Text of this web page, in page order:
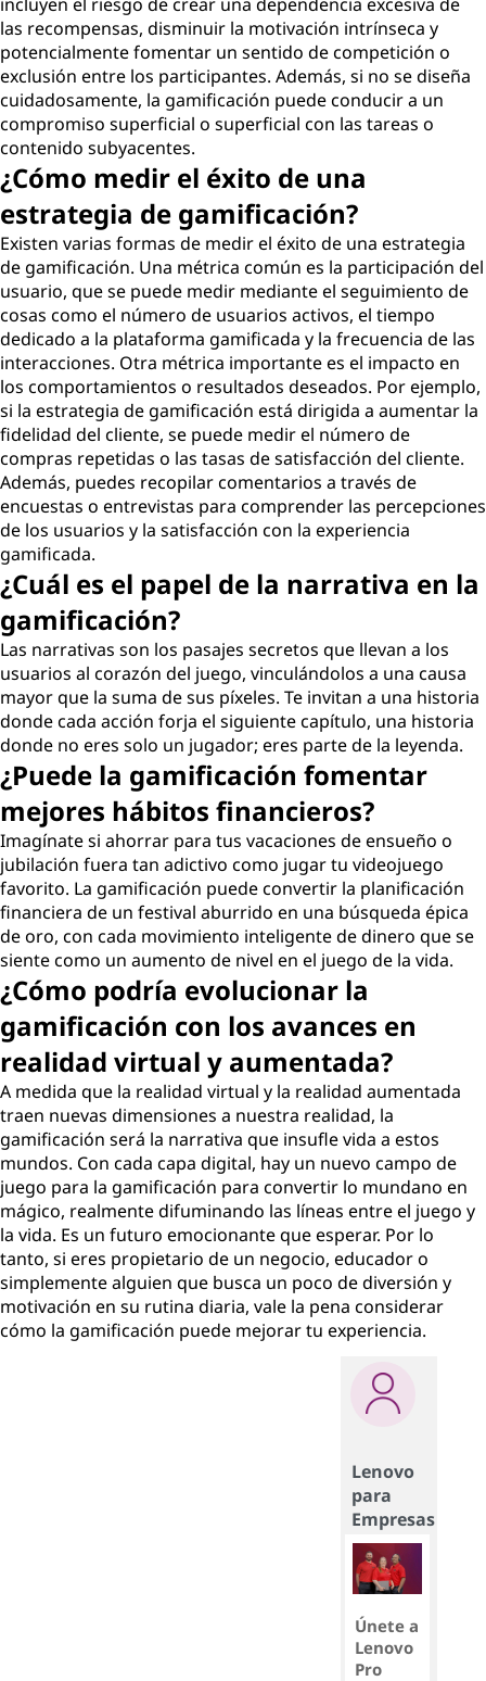
las recompensas, disminuir la motivación intrínseca y
potencialmente fomentar un sentido de competición o
exclusión entre los participantes. Además, si no se diseña
cuidadosamente, la gamificación puede conducir a un
compromiso superficial o superficial con las tareas o
contenido subyacentes.
¿Cómo medir el éxito de una
estrategia de gamificación?
Existen varias formas de medir el éxito de una estrategia
de gamificación. Una métrica común es la participación del
usuario, que se puede medir mediante el seguimiento de
cosas como el número de usuarios activos, el tiempo
dedicado a la plataforma gamificada y la frecuencia de las
interacciones. Otra métrica importante es el impacto en
los comportamientos o resultados deseados. Por ejemplo,
si la estrategia de gamificación está dirigida a aumentar la
fidelidad del cliente, se puede medir el número de
compras repetidas o las tasas de satisfacción del cliente.
Además, puedes recopilar comentarios a través de
encuestas o entrevistas para comprender las percepciones
de los usuarios y la satisfacción con la experiencia
gamificada.
¿Cuál es el papel de la narrativa en la
gamificación?
Las narrativas son los pasajes secretos que llevan a los
usuarios al corazón del juego, vinculándolos a una causa
mayor que la suma de sus píxeles. Te invitan a una historia
donde cada acción forja el siguiente capítulo, una historia
donde no eres solo un jugador; eres parte de la leyenda.
¿Puede la gamificación fomentar
mejores hábitos financieros?
Imagínate si ahorrar para tus vacaciones de ensueño o
jubilación fuera tan adictivo como jugar tu videojuego
favorito. La gamificación puede convertir la planificación
financiera de un festival aburrido en una búsqueda épica
de oro, con cada movimiento inteligente de dinero que se
siente como un aumento de nivel en el juego de la vida.
¿Cómo podría evolucionar la
gamificación con los avances en
realidad virtual y aumentada?
A medida que la realidad virtual y la realidad aumentada
traen nuevas dimensiones a nuestra realidad, la
gamificación será la narrativa que insufle vida a estos
mundos. Con cada capa digital, hay un nuevo campo de
juego para la gamificación para convertir lo mundano en
mágico, realmente difuminando las líneas entre el juego y
la vida. Es un futuro emocionante que esperar. Por lo
tanto, si eres propietario de un negocio, educador o
simplemente alguien que busca un poco de diversión y
motivación en su rutina diaria, vale la pena considerar
cómo la gamificación puede mejorar tu experiencia.
Lenovo
para
Empresas
Únete a
Lenovo
Pro